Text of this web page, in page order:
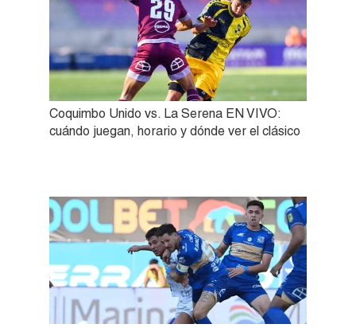
Coquimbo Unido vs. La Serena EN VIVO:
cuándo juegan, horario y dónde ver el clásico